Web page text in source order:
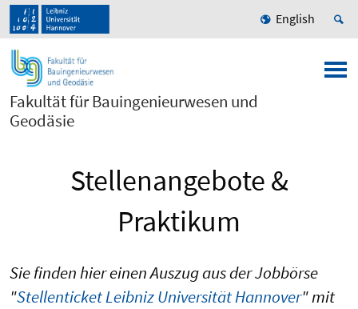
English
Fakultät für Bauingenieurwesen und
Geodäsie
Stellenangebote &
Praktikum
Sie finden hier einen Auszug aus der Jobbörse
"Stellenticket Leibniz Universität Hannover" mit